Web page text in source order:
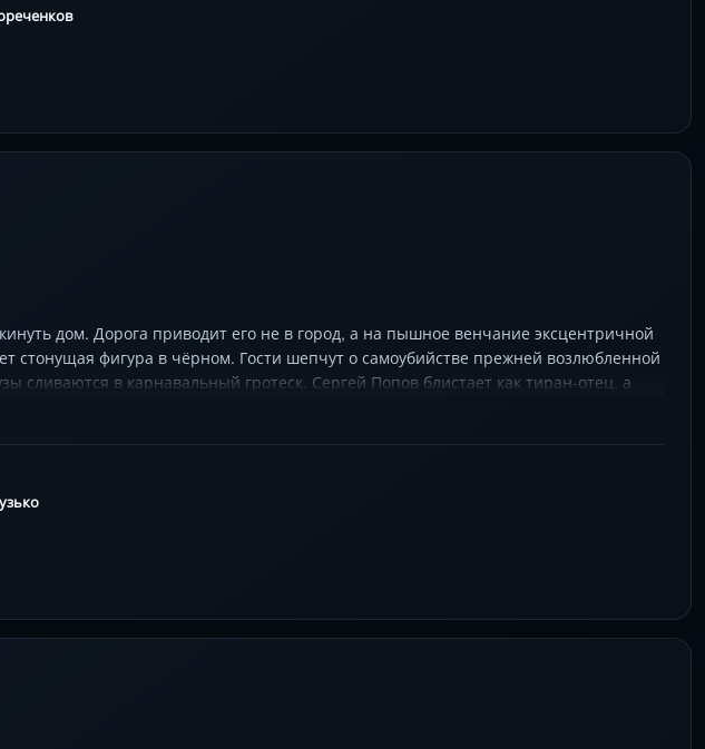
дом. Дорога приводит его не в город, а на пышное венчание эксцентричной
стонущая фигура в чёрном. Гости шепчут о самоубийстве прежней возлюбленной
сливаются в карнавальный гротеск. Сергей Попов блистает как тиран-отец, а
тайны. Режиссёр мастерски балансирует между бытовой драмой и мистикой,